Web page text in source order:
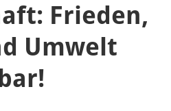
Frieden,
Umwelt